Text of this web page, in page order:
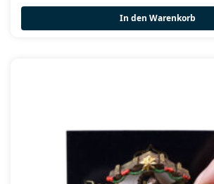
In den Warenkorb